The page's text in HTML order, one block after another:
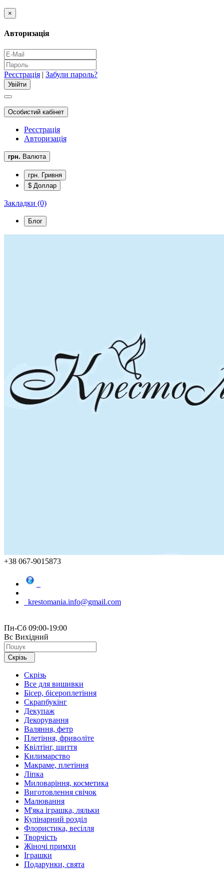
×
Авторизація
Реєстрація | Забули пароль?
Особистий кабінет
Реєстрація
Авторизація
грн. Валюта
грн. Гривня
$ Доллар
Закладки (0)
Блог
+38 067-9015873
krestomania.info@gmail.com
Пн-Сб 09:00-19:00
Вс Вихідний
Скрізь
Скрізь
Все для вишивки
Бісер, бісероплетіння
Скрапбукінг
Декупаж
Декорування
Валяння, фетр
Плетіння, фриволіте
Квілтінг, шиття
Килимарство
Макраме, плетіння
Ліпка
Миловаріння, косметика
Виготовлення свічок
Малювання
М'яка іграшка, ляльки
Кулінарний розділ
Флористика, весілля
Творчість
Жіночі примхи
Іграшки
Подарунки, свята